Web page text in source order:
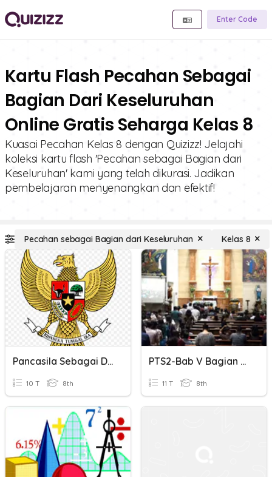
Enter Code
Kartu Flash Pecahan Sebagai
Bagian Dari Keseluruhan
Online Gratis Seharga Kelas 8
Kuasai Pecahan Kelas 8 dengan Quizizz! Jelajahi
koleksi kartu flash 'Pecahan sebagai Bagian dari
Keseluruhan' kami yang telah dikurasi. Jadikan
pembelajaran menyenangkan dan efektif!
Pecahan sebagai Bagian dari Keseluruhan Kelas 8
Pancasila Sebagai Dasar Negara & Sumber Dari Segala Sumber Hukum
10 T 8th
PTS2-Bab V Bagian A_Gereja Sebagai Komunitas Yang Hidup
11 T 8th